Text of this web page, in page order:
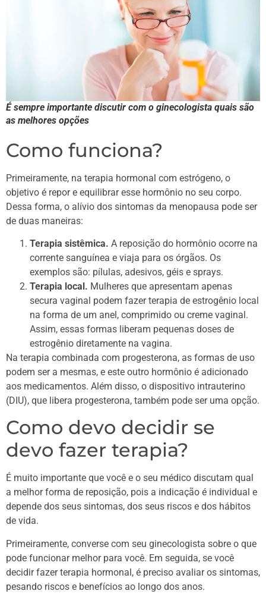
É sempre importante discutir com o ginecologista quais são
as melhores opções
Como funciona?
Primeiramente, na terapia hormonal com estrógeno, o
objetivo é repor e equilibrar esse hormônio no seu corpo.
Dessa forma, o alívio dos sintomas da menopausa pode ser
de duas maneiras:
Terapia sistêmica. A reposição do hormônio ocorre na
corrente sanguínea e viaja para os órgãos. Os
exemplos são: pílulas, adesivos, géis e sprays.
Terapia local. Mulheres que apresentam apenas
secura vaginal podem fazer terapia de estrogênio local
na forma de um anel, comprimido ou creme vaginal.
Assim, essas formas liberam pequenas doses de
estrogênio diretamente na vagina.
Na terapia combinada com progesterona, as formas de uso
podem ser a mesmas, e este outro hormônio é adicionado
aos medicamentos. Além disso, o dispositivo intrauterino
(DIU), que libera progesterona, também pode ser uma opção.
Como devo decidir se
devo fazer terapia?
É muito importante que você e o seu médico discutam qual
a melhor forma de reposição, pois a indicação é individual e
depende dos seus sintomas, dos seus riscos e dos hábitos
de vida.
Primeiramente, converse com seu ginecologista sobre o que
pode funcionar melhor para você. Em seguida, se você
decidir fazer terapia hormonal, é preciso avaliar os sintomas,
pesando riscos e benefícios ao longo dos anos.